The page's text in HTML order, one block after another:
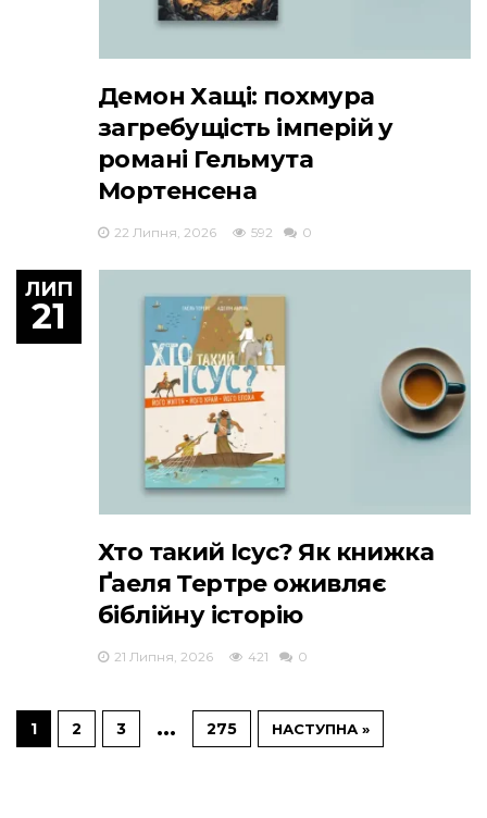
Демон Хащі: похмура
загребущість імперій у
романі Гельмута
Мортенсена
22 Липня, 2026 592 0
ЛИП
21
Хто такий Ісус? Як книжка
Ґаеля Тертре оживляє
біблійну історію
21 Липня, 2026 421 0
1 2 3 … 275 НАСТУПНА »